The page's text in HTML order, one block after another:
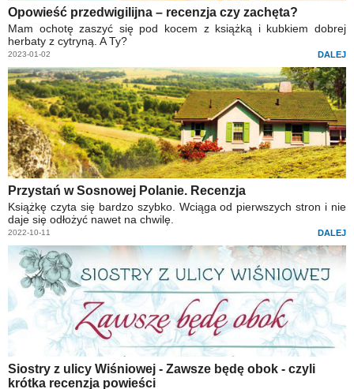
Opowieść przedwigilijna – recenzja czy zachęta?
Mam ochotę zaszyć się pod kocem z książką i kubkiem dobrej
herbaty z cytryną. A Ty?
2023-01-02 DALEJ
Przystań w Sosnowej Polanie. Recenzja
Książkę czyta się bardzo szybko. Wciąga od pierwszych stron i nie
daje się odłożyć nawet na chwilę.
2022-10-11 DALEJ
Siostry z ulicy Wiśniowej - Zawsze będę obok - czyli
krótka recenzja powieści